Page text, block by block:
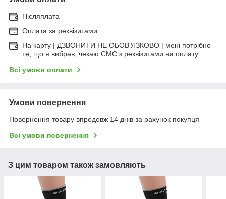
Післяплата
Оплата за реквізитами
На карту | ДЗВОНИТИ НЕ ОБОВ'ЯЗКОВО | мені потрібно
те, що я вибрав, чекаю СМС з реквізитами на оплату
Всі умови оплати
Умови повернення
Повернення товару впродовж 14 днів за рахунок покупця
Всі умови повернення
З цим товаром також замовляють